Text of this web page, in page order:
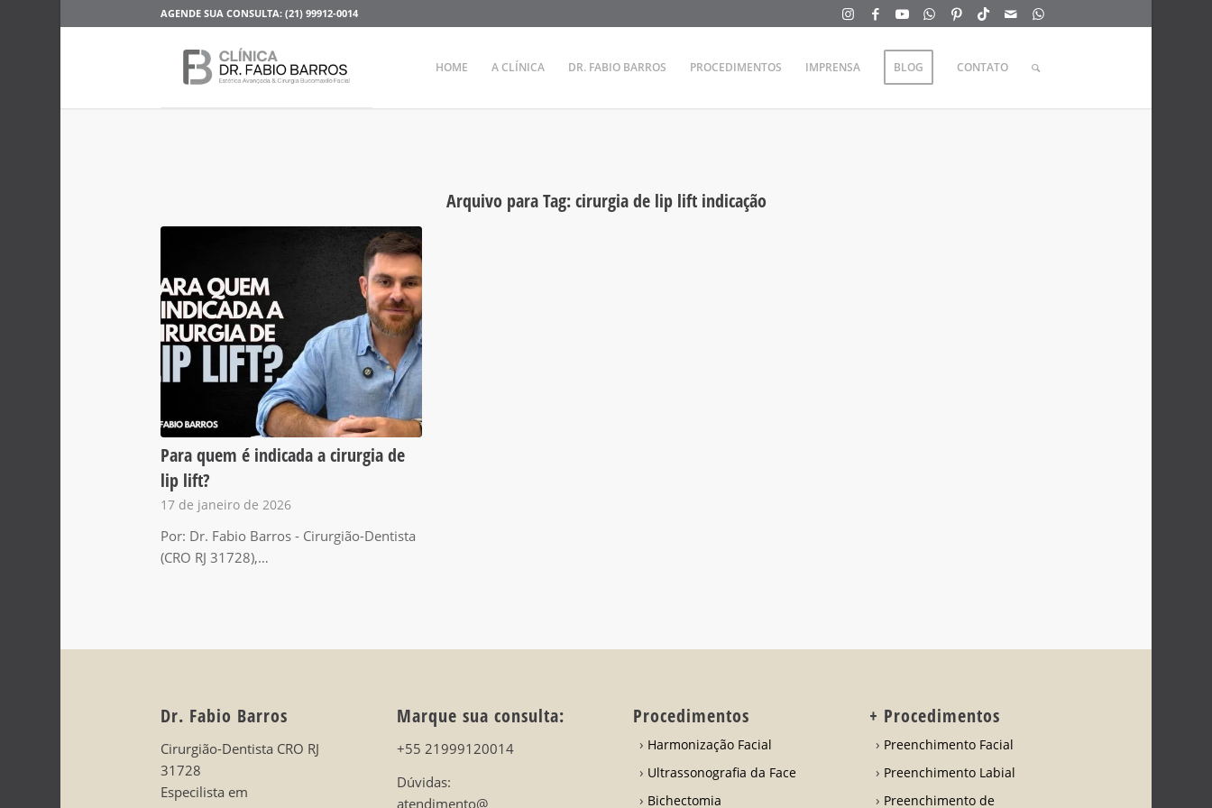
AGENDE SUA CONSULTA: (21) 99912-0014
HOME A CLÍNICA DR. FABIO BARROS PROCEDIMENTOS IMPRENSA BLOG CONTATO
Arquivo para Tag:cirurgia de lip lift indicação
Para quem é indicada a cirurgia de
lip lift?
17 de janeiro de 2026
Por: Dr. Fabio Barros - Cirurgião-Dentista
(CRO RJ 31728),…
Dr. Fabio Barros
Cirurgião-Dentista CRO RJ
31728
Especilista em
Marque sua consulta:
+55 21999120014
Dúvidas:
atendimento@
Procedimentos
Harmonização Facial
Ultrassonografia da Face
Bichectomia
+ Procedimentos
Preenchimento Facial
Preenchimento Labial
Preenchimento de